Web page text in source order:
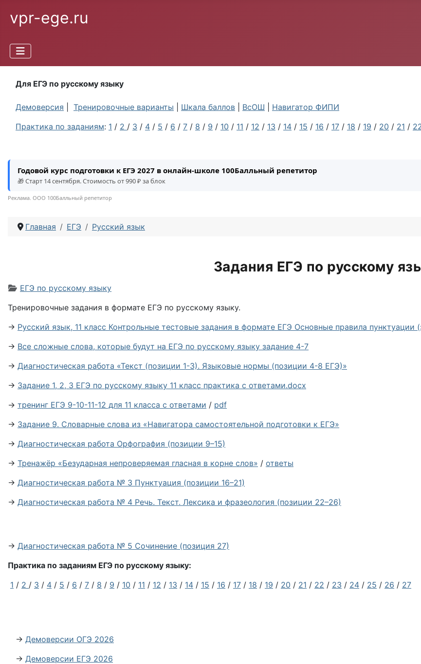
vpr-ege.ru
Для ЕГЭ по русскому языку
Демоверсия Тренировочные варианты Шкала баллов ВсОШ
Навигатор ФИПИ
Практика по заданиям: 1 / 2 / 3 / 4 / 5 / 6 / 7 / 8 / 9 / 10 / 11 / 12 / 13 / 14 / 15 / 16 / 17 / 18 / 19 / 20 / 21 /
Годовой курс подготовки к ЕГЭ 2027 в онлайн-школе 100Балльный репетитор
🎁 Старт 14 сентября. Стоимость от 990 ₽ за блок
Реклама. ООО 100Балльный репетитор
Главная ЕГЭ Русский язык
Задания ЕГЭ по русскому
Информация о материале
ЕГЭ по русскому языку
Тренировочные задания в формате ЕГЭ по русскому языку.
→ Русский язык, 11 класс Контрольные тестовые задания в формате ЕГЭ Основные правила пунктуации
→ Все сложные слова, которые будут на ЕГЭ по русскому языку задание 4-7
→ Диагностическая работа «Текст (позиции 1-3). Языковые нормы (позиции 4-8 ЕГЭ)»
→ Задание 1, 2, 3 ЕГЭ по русскому языку 11 класс практика с ответами.docx
→ тренинг ЕГЭ 9-10-11-12 для 11 класса с ответами / pdf
→ Задание 9. Словарные слова из «Навигатора самостоятельной подготовки к ЕГЭ»
→ Диагностическая работа Орфография (позиции 9–15)
→ Тренажёр «Безударная непроверяемая гласная в корне слов» / ответы
→ Диагностическая работа № 3 Пунктуация (позиции 16–21)
→ Диагностическая работа № 4 Речь. Текст. Лексика и фразеология (позиции 22–26)
→ Диагностическая работа № 5 Сочинение (позиция 27)
Практика по заданиям ЕГЭ по русскому языку:
1 / 2 / 3 / 4 / 5 / 6 / 7 / 8 / 9 / 10 / 11 / 12 / 13 / 14 / 15 / 16 / 17 / 18 / 19 / 20 / 21 / 22 / 23 / 24 / 25 / 26 / 27
→ Демоверсии ОГЭ 2026
→ Демоверсии ЕГЭ 2026